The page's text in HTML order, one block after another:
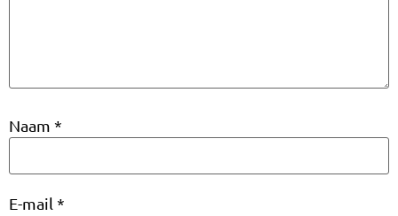
Naam *
E-mail *